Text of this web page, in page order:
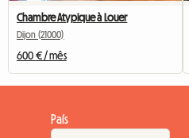
Chambre Atypique à Louer
Dijon (21000)
600 € / mês
País